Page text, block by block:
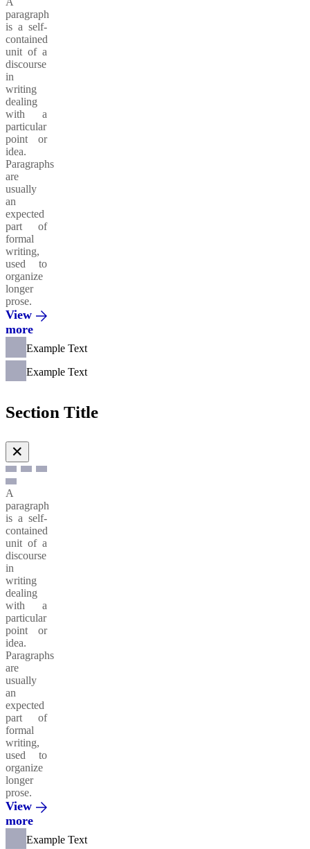
paragraph
is a self-
contained
unit of a
discourse
in
writing
dealing
with a
particular
point or
idea.
Paragraphs
are
usually
an
expected
part of
formal
writing,
used to
organize
longer
prose.
View
more
Example Text
Example Text
Section Title
✕
A
paragraph
is a self-
contained
unit of a
discourse
in
writing
dealing
with a
particular
point or
idea.
Paragraphs
are
usually
an
expected
part of
formal
writing,
used to
organize
longer
prose.
View
more
Example Text